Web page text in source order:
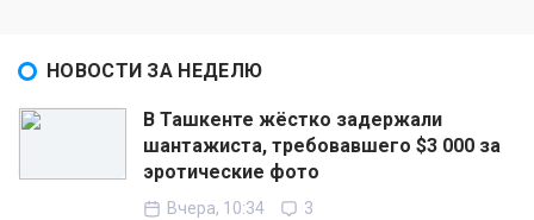
НОВОСТИ ЗА НЕДЕЛЮ
В Ташкенте жёстко задержали
шантажиста, требовавшего $3 000 за
эротические фото
Вчера, 10:34 3